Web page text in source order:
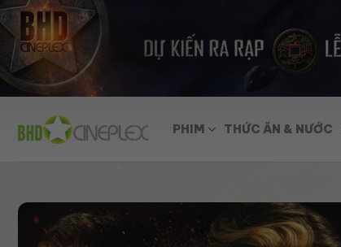
Skip
to
content
PHIM THỨC ĂN & NƯỚC